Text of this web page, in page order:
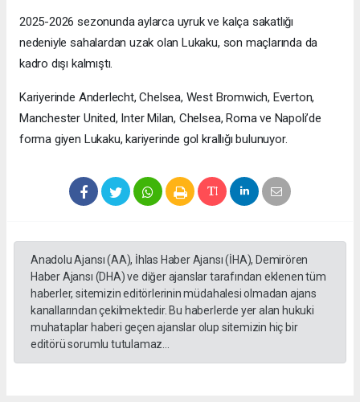
2025-2026 sezonunda aylarca uyruk ve kalça sakatlığı
nedeniyle sahalardan uzak olan Lukaku, son maçlarında da
kadro dışı kalmıştı.
Kariyerinde Anderlecht, Chelsea, West Bromwich, Everton,
Manchester United, Inter Milan, Chelsea, Roma ve Napoli’de
forma giyen Lukaku, kariyerinde gol krallığı bulunuyor.
Anadolu Ajansı (AA), İhlas Haber Ajansı (İHA), Demirören
Haber Ajansı (DHA) ve diğer ajanslar tarafından eklenen tüm
haberler, sitemizin editörlerinin müdahalesi olmadan ajans
kanallarından çekilmektedir. Bu haberlerde yer alan hukuki
muhataplar haberi geçen ajanslar olup sitemizin hiç bir
editörü sorumlu tutulamaz...